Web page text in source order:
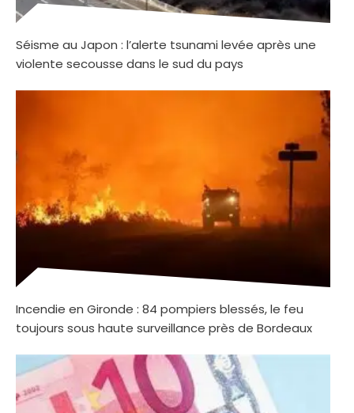
Séisme au Japon : l’alerte tsunami levée après une
violente secousse dans le sud du pays
Incendie en Gironde : 84 pompiers blessés, le feu
toujours sous haute surveillance près de Bordeaux